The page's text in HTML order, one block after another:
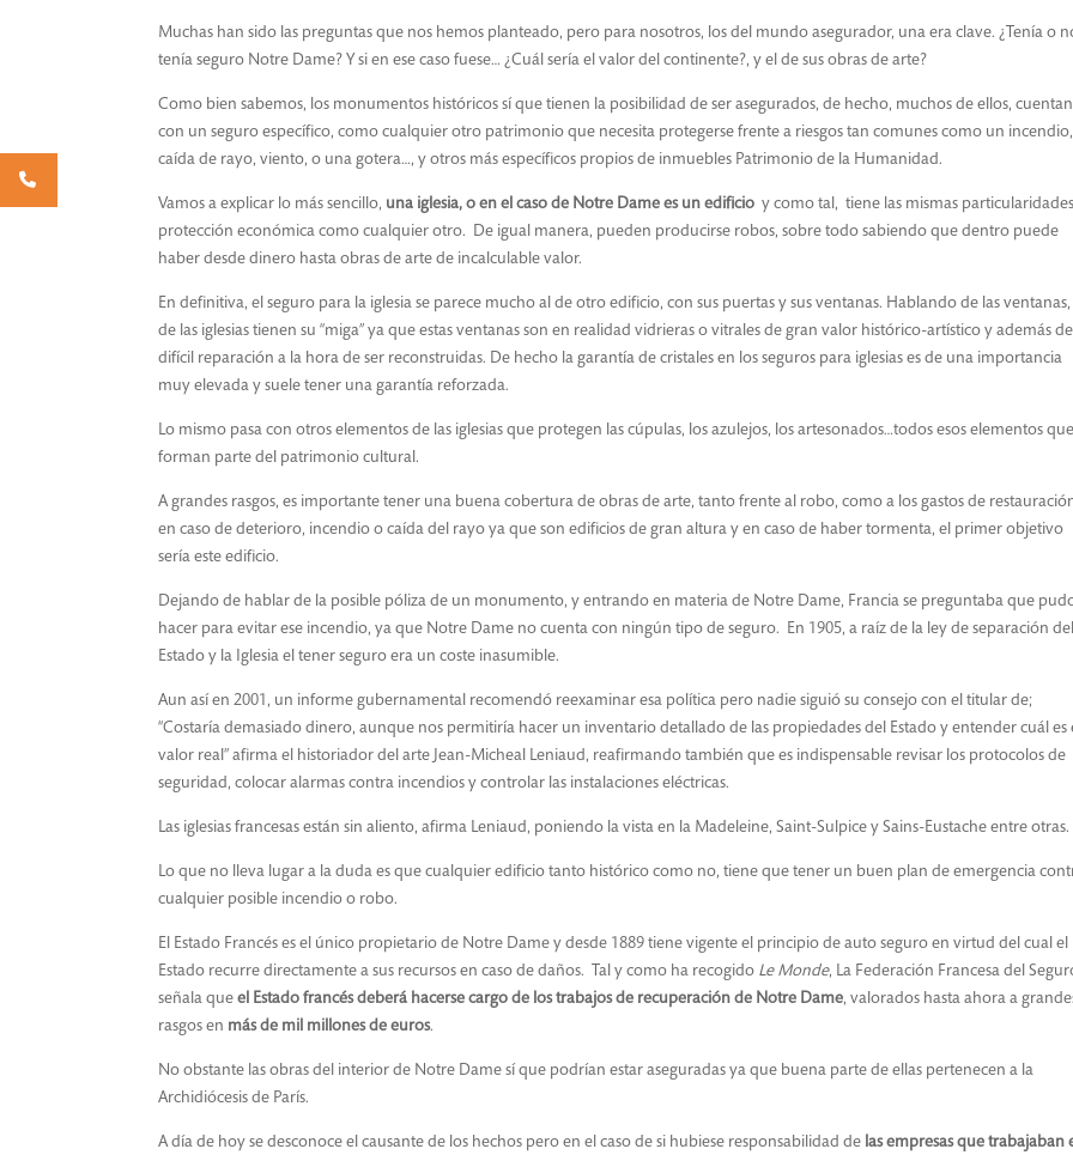
Muchas han sido las preguntas que nos hemos planteado, pero para nosotros, los del mundo asegurador, una era clave. ¿Tenía o
tenía seguro Notre Dame? Y si en ese caso fuese… ¿Cuál sería el valor del continente?, y el de sus obras de arte?
Como bien sabemos, los monumentos históricos sí que tienen la posibilidad de ser asegurados, de hecho, muchos de ellos, cuentan
con un seguro específico, como cualquier otro patrimonio que necesita protegerse frente a riesgos tan comunes como un incendio,
caída de rayo, viento, o una gotera…, y otros más específicos propios de inmuebles Patrimonio de la Humanidad.
Vamos a explicar lo más sencillo, una iglesia, o en el caso de Notre Dame es un edificio y como tal, tiene las mismas
protección económica como cualquier otro. De igual manera, pueden producirse robos, sobre todo sabiendo que dentro puede
haber desde dinero hasta obras de arte de incalculable valor.
En definitiva, el seguro para la iglesia se parece mucho al de otro edificio, con sus puertas y sus ventanas. Hablando de las
de las iglesias tienen su “miga” ya que estas ventanas son en realidad vidrieras o vitrales de gran valor histórico-artístico y además de
difícil reparación a la hora de ser reconstruidas. De hecho la garantía de cristales en los seguros para iglesias es de una importancia
muy elevada y suele tener una garantía reforzada.
Lo mismo pasa con otros elementos de las iglesias que protegen las cúpulas, los azulejos, los artesonados…todos esos elementos que
forman parte del patrimonio cultural.
A grandes rasgos, es importante tener una buena cobertura de obras de arte, tanto frente al robo, como a los gastos de
en caso de deterioro, incendio o caída del rayo ya que son edificios de gran altura y en caso de haber tormenta, el primer objetivo
sería este edificio.
Dejando de hablar de la posible póliza de un monumento, y entrando en materia de Notre Dame, Francia se preguntaba que
hacer para evitar ese incendio, ya que Notre Dame no cuenta con ningún tipo de seguro. En 1905, a raíz de la ley de separación del
Estado y la Iglesia el tener seguro era un coste inasumible.
Aun así en 2001, un informe gubernamental recomendó reexaminar esa política pero nadie siguió su consejo con el titular de;
“Costaría demasiado dinero, aunque nos permitiría hacer un inventario detallado de las propiedades del Estado y entender cuál es
valor real” afirma el historiador del arte Jean-Micheal Leniaud, reafirmando también que es indispensable revisar los protocolos de
seguridad, colocar alarmas contra incendios y controlar las instalaciones eléctricas.
Las iglesias francesas están sin aliento, afirma Leniaud, poniendo la vista en la Madeleine, Saint-Sulpice y Sains-Eustache entre otras.
Lo que no lleva lugar a la duda es que cualquier edificio tanto histórico como no, tiene que tener un buen plan de emergencia
cualquier posible incendio o robo.
El Estado Francés es el único propietario de Notre Dame y desde 1889 tiene vigente el principio de auto seguro en virtud del cual el
Estado recurre directamente a sus recursos en caso de daños. Tal y como ha recogido Le Monde, La Federación Francesa del
señala que el Estado francés deberá hacerse cargo de los trabajos de recuperación de Notre Dame, valorados hasta ahora a
rasgos en más de mil millones de euros.
No obstante las obras del interior de Notre Dame sí que podrían estar aseguradas ya que buena parte de ellas pertenecen a la
Archidiócesis de París.
A día de hoy se desconoce el causante de los hechos pero en el caso de si hubiese responsabilidad de las empresas que trabajaban